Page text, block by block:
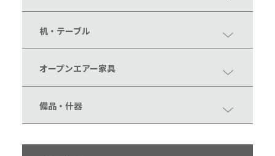
机・テーブル
オープンエアー家具
備品・什器